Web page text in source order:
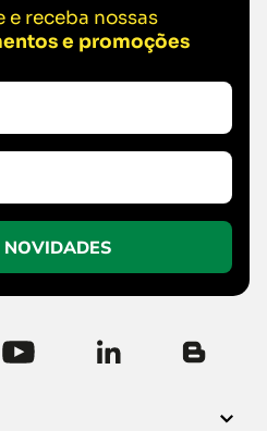
e receba nossas
e promoções
NOVIDADES